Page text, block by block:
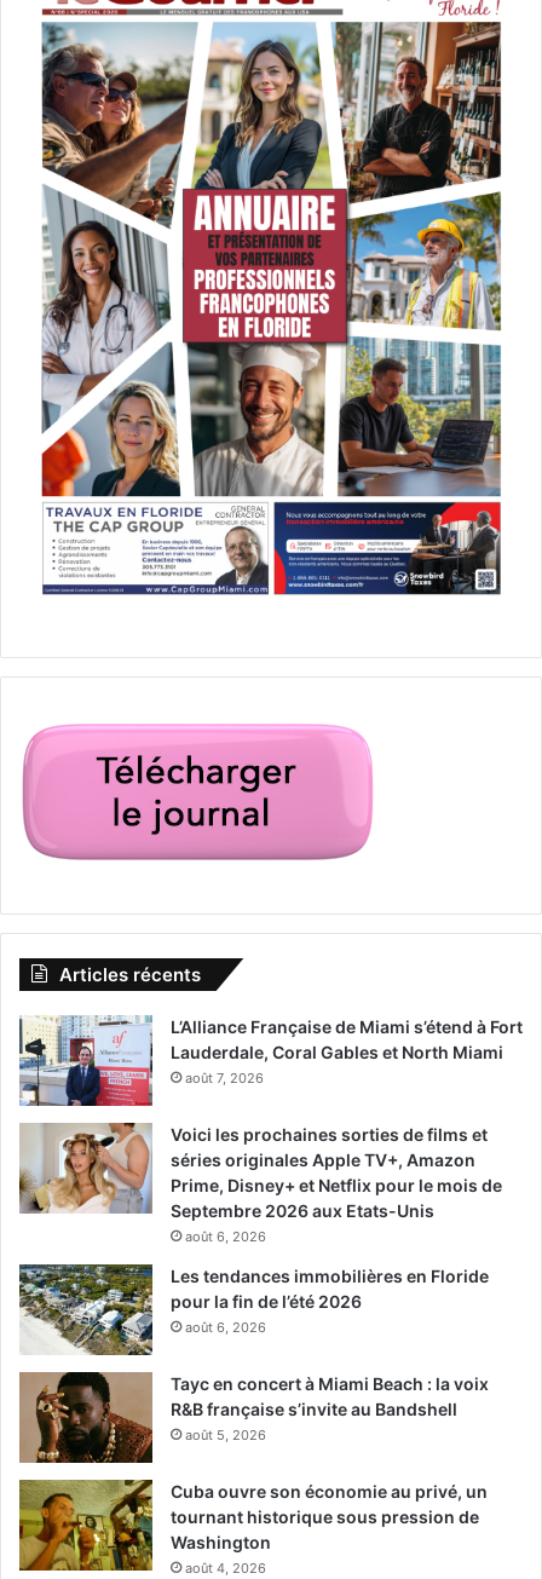
Articles récents
L’Alliance Française de Miami s’étend à Fort
Lauderdale, Coral Gables et North Miami
août 7, 2026
Voici les prochaines sorties de films et
séries originales Apple TV+, Amazon
Prime, Disney+ et Netflix pour le mois de
Septembre 2026 aux Etats-Unis
août 6, 2026
Les tendances immobilières en Floride
pour la fin de l’été 2026
août 6, 2026
Tayc en concert à Miami Beach : la voix
R&B française s’invite au Bandshell
août 5, 2026
Cuba ouvre son économie au privé, un
tournant historique sous pression de
Washington
août 4, 2026